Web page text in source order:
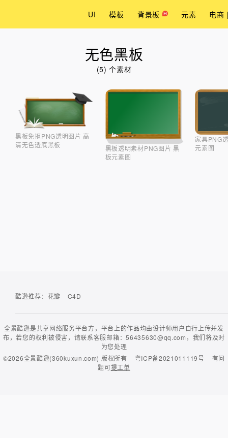
UI 模板 背景板 元素 电商
无色黑板
(5) 个素材
黑板免抠PNG透明图片 高
清无色透底黑板
黑板透明素材PNG图片 黑
板元素图
家具PNG
元素图
酷逊推荐： 花瓣 C4D
全景酷逊是共享网络服务平台方，平台上的作品均由设计师用户自行上传并发
布，若您的权利被侵害，请联系客服邮箱：56435630@qq.com，我们将及时
为您处理
©2026全景酷逊(360kuxun.com) 版权所有 粤ICP备2021011119号
有问
题可提工单